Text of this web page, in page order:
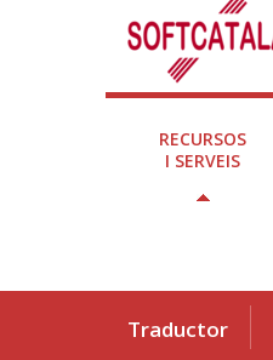
RECURSOS
I SERVEIS
Traductor